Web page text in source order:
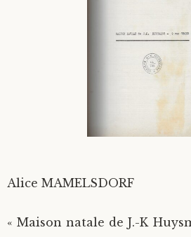
Langues étrangères
Alice MAMELSDORF
« Maison natale de J.-K